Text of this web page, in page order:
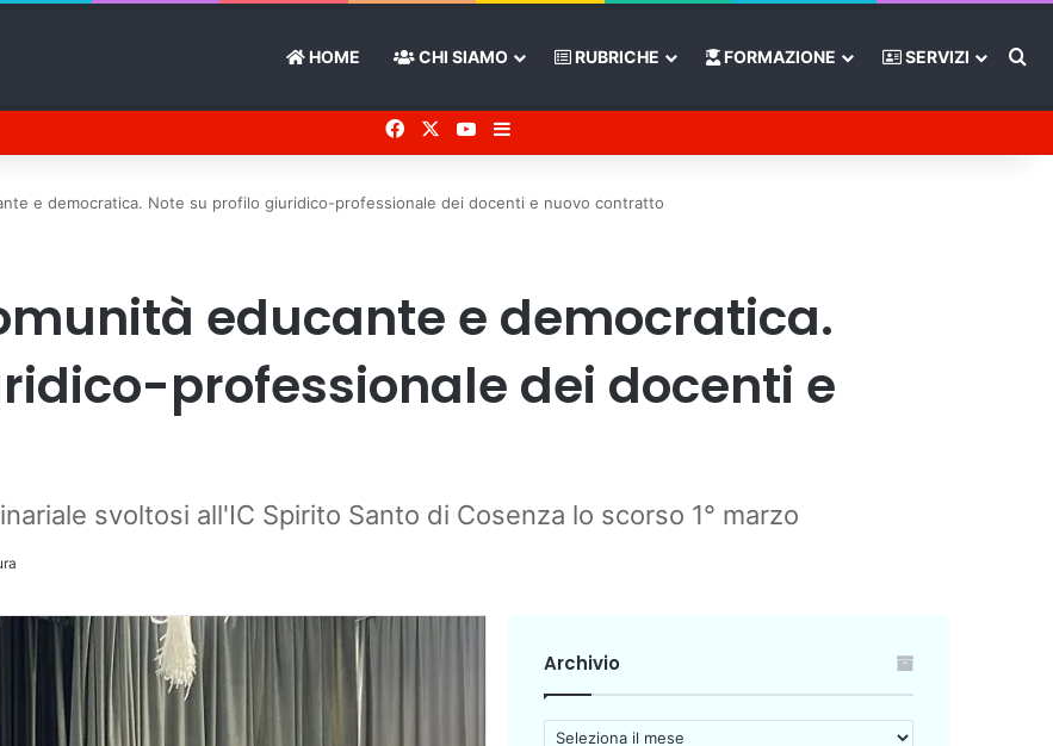
HOME CHI SIAMO RUBRICHE FORMAZIONE SERVIZI
Facebook You Tube
e democratica. Note su profilo giuridico-professionale dei docenti e nuovo contratto
educante e democratica.
professionale dei docenti e
svoltosi all'IC Spirito Santo di Cosenza lo scorso 1° marzo
Archivio